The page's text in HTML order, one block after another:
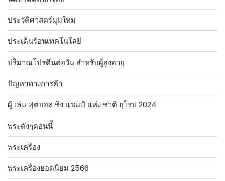
ประวัติศาสตร์มุมใหม่
ประเด็นร้อนเทคโนโลยี
ปริมาณโปรตีนต่อวัน สำหรับผู้สูงอายุ
ปัญหาทางการค้า
ผู้ เล่น ฟุตบอล ชิง แชมป์ แห่ง ชาติ ยุโรป 2024
พระดังๆตอนนี้
พระเครื่อง
พระเครื่องยอดนิยม 2566